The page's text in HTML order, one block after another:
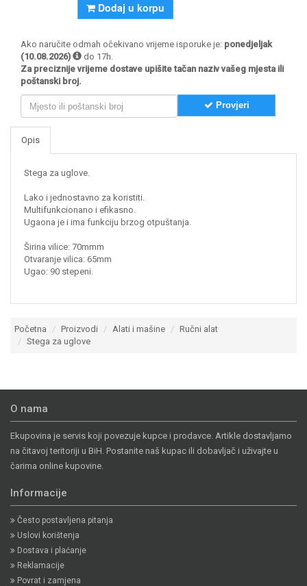
Dodaj u korpu
Ako naručite odmah očekivano vrijeme isporuke je: ponedjeljak
(10.08.2026)
do 17h.
Za preciznije vrijeme dostave upišite tačan naziv vašeg mjesta ili
poštanski broj.
Provjeri
Opis
Stega za uglove.
Lako i jednostavno za koristiti.
Multifunkcionano i efikasno.
Ugaona je i ima funkciju brzog otpuštanja.
Širina vilice: 70mmm
Otvaranje vilica: 65mm
Ugao: 90 stepeni.
Početna Proizvodi Alati i mašine
Ručni alat
Stega za uglove
O nama
Ekupovina je servis koji povezuje kupce i prodavce. Artikle dostavljamo
na čitavoj teritoriji u BiH. Postanite naš kupac ili dobavljač i uživajte u
čarima online kupovine.
Informacije
Često postavljena pitanja
Uslovi korištenja
Dostava i plaćanje
Reklamacije
Povrat i zamjena